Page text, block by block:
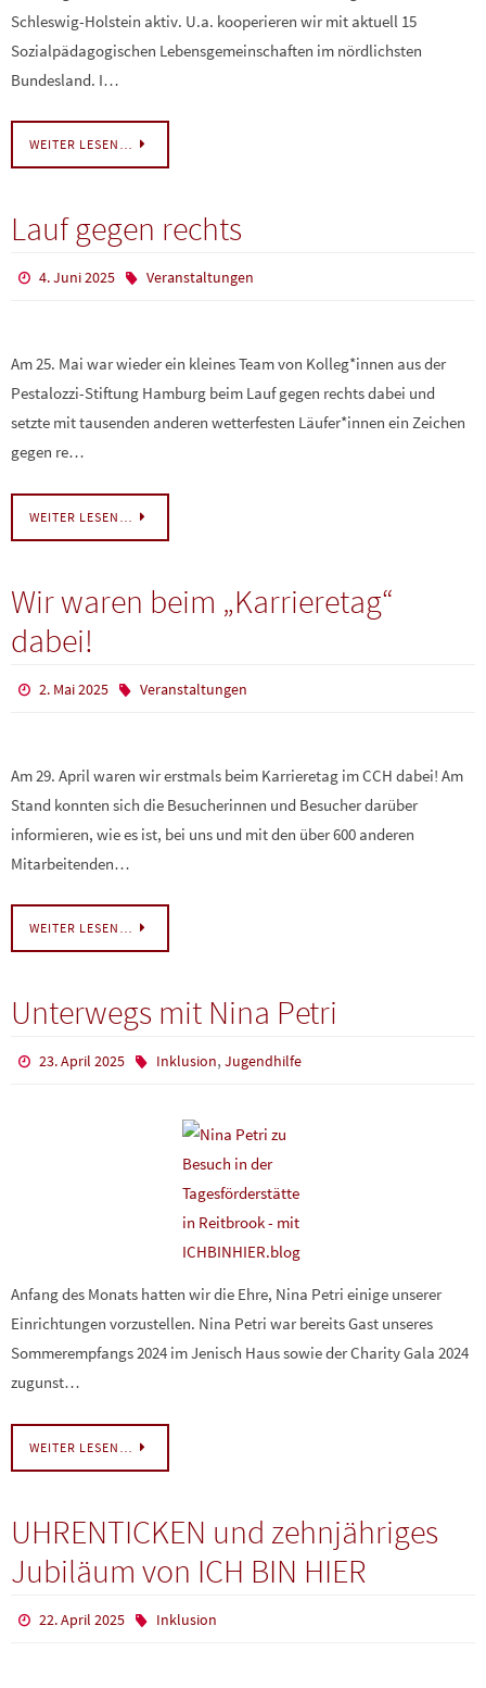
Schleswig-Holstein aktiv. U.a. kooperieren wir mit aktuell 15
Sozialpädagogischen Lebensgemeinschaften im nördlichsten
Bundesland. I…
WEITER LESEN…
Lauf gegen rechts
4. Juni 2025 Veranstaltungen
Am 25. Mai war wieder ein kleines Team von Kolleg*innen aus der
Pestalozzi-Stiftung Hamburg beim Lauf gegen rechts dabei und
setzte mit tausenden anderen wetterfesten Läufer*innen ein Zeichen
gegen re…
WEITER LESEN…
Wir waren beim „Karrieretag“
dabei!
2. Mai 2025 Veranstaltungen
Am 29. April waren wir erstmals beim Karrieretag im CCH dabei! Am
Stand konnten sich die Besucherinnen und Besucher darüber
informieren, wie es ist, bei uns und mit den über 600 anderen
Mitarbeitenden…
WEITER LESEN…
Unterwegs mit Nina Petri
23. April 2025 Inklusion, Jugendhilfe
Anfang des Monats hatten wir die Ehre, Nina Petri einige unserer
Einrichtungen vorzustellen. Nina Petri war bereits Gast unseres
Sommerempfangs 2024 im Jenisch Haus sowie der Charity Gala 2024
zugunst…
WEITER LESEN…
UHRENTICKEN und zehnjähriges
Jubiläum von ICH BIN HIER
22. April 2025 Inklusion